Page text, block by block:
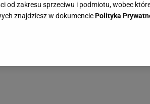
od zakresu sprzeciwu i podmiotu, wobec
znajdziesz w dokumenciePolityka
i przechowywanie plików cookie